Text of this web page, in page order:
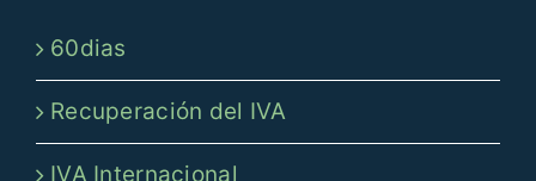
60dias
Recuperación del IVA
IVA Internacional